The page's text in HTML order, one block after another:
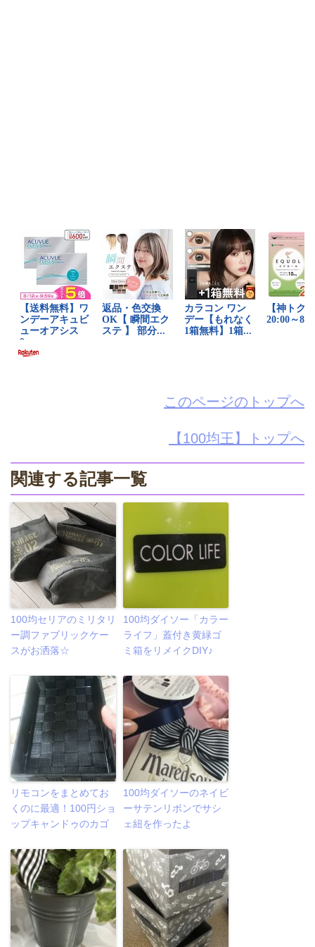
このページのトップへ
【100均王】トップへ
関連する記事一覧
100均セリアのミリタリ
ー調ファブリックケー
スがお洒落☆
100均ダイソー「カラー
ライフ」蓋付き黄緑ゴ
ミ箱をリメイクDIY♪
リモコンをまとめてお
くのに最適！100円ショ
ップキャンドゥのカゴ
100均ダイソーのネイビ
ーサテンリボンでサシ
ェ紐を作ったよ